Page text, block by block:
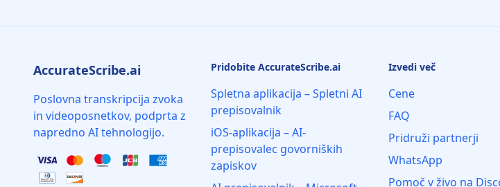
AccurateScribe.ai
Poslovna transkripcija zvoka
in videoposnetkov, podprta z
napredno AI tehnologijo.
Pridobite AccurateScribe.ai
Spletna aplikacija – Spletni AI
prepisovalnik
iOS-aplikacija – AI-
prepisovalec govorniških
zapiskov
Izvedi več
Cene
FAQ
Pridruži partnerji
WhatsApp
Pomoč v živo na